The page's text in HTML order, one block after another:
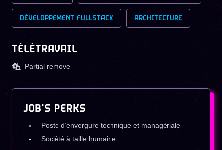
DÉVELOPPEMENT FULLSTACK ARCHITECTURE
TÉLÉTRAVAIL
Partial remove
JOB'S PERKS
Poste d’envergure technique et managériale
Société à taille humaine